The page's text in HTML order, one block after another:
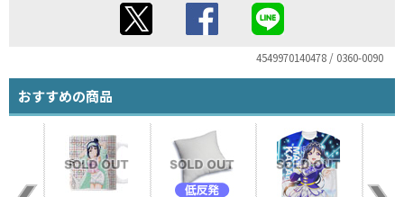
4549970140478 / 0360-0090
おすすめの商品